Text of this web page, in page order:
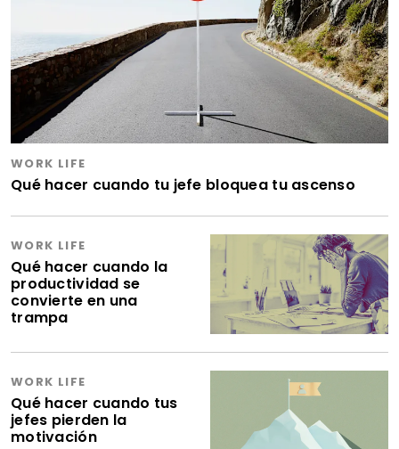
WORK LIFE
Qué hacer cuando tu jefe bloquea tu ascenso
WORK LIFE
Qué hacer cuando la
productividad se
convierte en una
trampa
WORK LIFE
Qué hacer cuando tus
jefes pierden la
motivación